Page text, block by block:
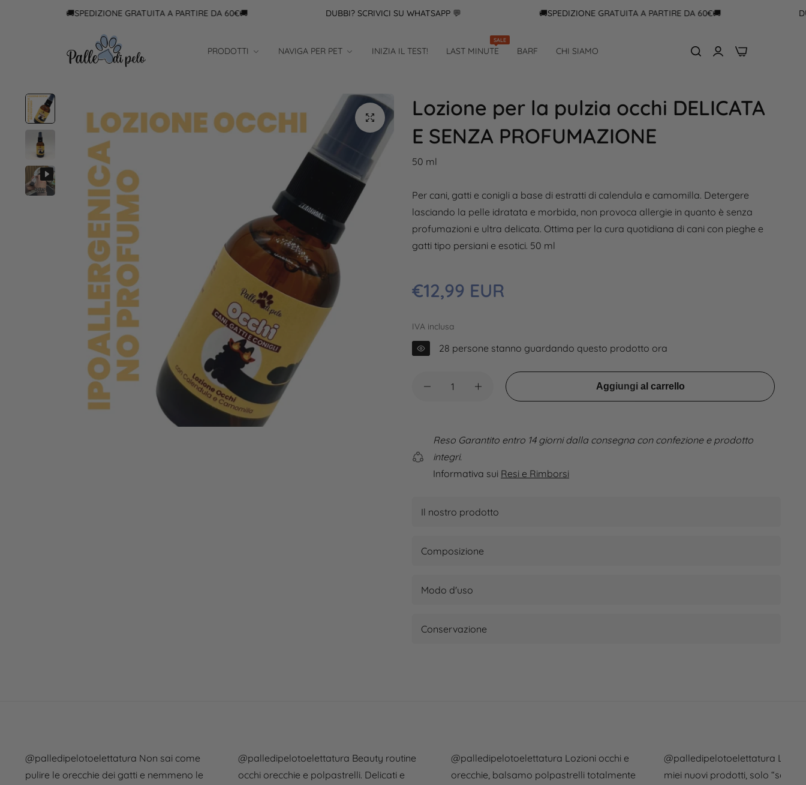
🚚SPEDIZIONE GRATUITA A PARTIRE DA 60€🚚 DUBBI? SCRIVICI SU WHATSAPP 💬 🚚SPEDIZIONE GRATUITA A PARTIRE DA 60€🚚
PRODOTTI NAVIGA PER PET INIZIA IL TEST! LAST MINUTE
SALE
BARF CHI SIAMO 0
Lozione per la pulzia occhi DELICATA
E SENZA PROFUMAZIONE
50 ml
Per cani, gatti e conigli a base di estratti di calendula e camomilla. Detergere
lasciando la pelle idratata e morbida, non provoca allergie in quanto è senza
profumazioni e ultra delicata. Ottima per la cura quotidiana di cani con pieghe e
gatti tipo persiani e esotici. 50 ml
Prezzo
regolare
€12,99 EUR
IVA inclusa
28 persone stanno guardando questo prodotto ora
Aggiungi al carrello
Reso Garantito entro 14 giorni dalla consegna con confezione e prodotto
integri.
Informativa sui Resi e Rimborsi
Il nostro prodotto
Composizione
Modo d'uso
Conservazione
@palledipelotoelettatura Non sai come
pulire le orecchie dei gatti e nemmeno le
@palledipelotoelettatura Beauty routine
occhi orecchie e polpastrelli. Delicati e
@palledipelotoelettatura Lozioni occhi e
orecchie, balsamo polpastrelli totalmente
@palledipelotoelettatura
miei nuovi prodotti, solo “solo” 3